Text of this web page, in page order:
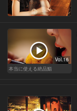
Vol.16
本当に使える絶品鮨